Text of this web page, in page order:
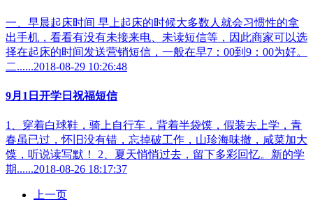
一、早晨起床时间 早上起床的时候大多数人就会习惯性的拿
出手机，看看有没有未接来电、未读短信等，因此商家可以选
择在起床的时间发送营销短信，一般在早7：00到9：00为好。
二......2018-08-29 10:26:48
9月1日开学日祝福短信
1、穿着白球鞋，骑上自行车，背着半袋馍，假装去上学，青
春虽已过，怀旧没有错，忘掉破工作，山珍海味撤，咸菜加大
馍，听说读写默！ 2、夏天悄悄过去，留下多彩回忆。新的学
期......2018-08-26 18:17:37
上一页